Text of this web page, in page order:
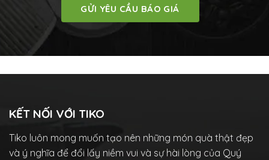
KẾT NỐI VỚI TIKO
Tiko luôn mong muốn tạo nên những món quà thật đẹp
và ý nghĩa để đổi lấy niềm vui và sự hài lòng của Quý